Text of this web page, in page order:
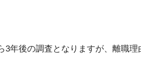
年後の調査となりますが、離職